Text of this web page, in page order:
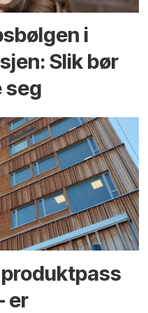
i
Slik bør
seg
er